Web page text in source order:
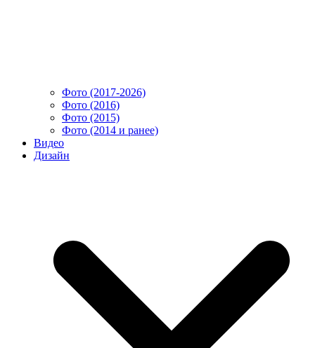
Фото (2017-2026)
Фото (2016)
Фото (2015)
Фото (2014 и ранее)
Видео
Дизайн